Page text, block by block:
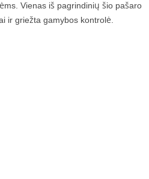
Vienas iš pagrindinių šio pašaro
ir griežta gamybos kontrolė.